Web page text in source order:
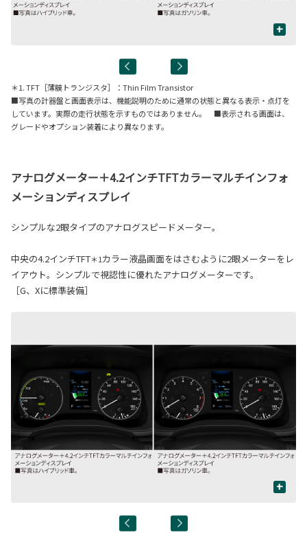
+
＊1. TFT［薄膜トランジスタ］：Thin Film Transistor
■写真の計器盤と画面表示は、機能説明のために通常の状態と異なる表示・点灯を
しています。実際の走行状態を示すものではありません。 ■表示される画面は、
グレードやオプション装着により異なります。
アナログメーター＋4.2インチTFTカラーマルチインフォ
メーションディスプレイ
シンプルな2眼タイプのアナログスピードメーター。
中央の4.2インチTFT＊1カラー液晶画面をはさむように2眼メーターをレ
イアウト。シンプルで視認性に優れたアナログメーターです。
［G、Xに標準装備］
+